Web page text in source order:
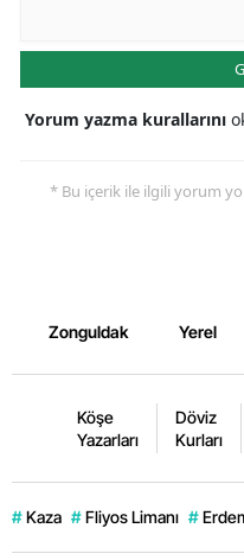
Yorum yazma kurallarını
* Bu içerik ile ilgili yorum
Zonguldak Yerel
Köşe
Yazarları
Döviz
Kurları
# Kaza # Fliyos Limanı #